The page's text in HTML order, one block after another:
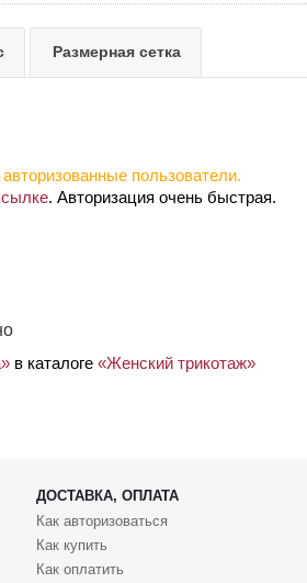
Размерная сетка
пользователи.
. Авторизация очень быстрая.
в каталоге «Женский трикотаж»
ДОСТАВКА, ОПЛАТА
Как авторизоваться
Как купить
Как оплатить